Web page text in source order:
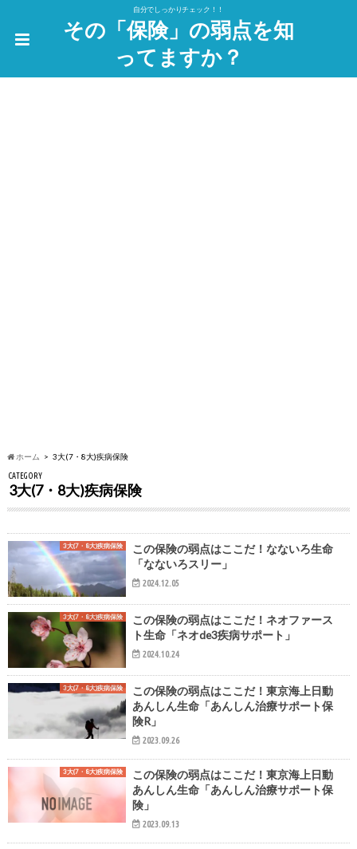
自分でしっかりチェック！！
その「保険」の弱点を知
ってますか？
ホーム 3大(7・8大)疾病保険
CATEGORY
3大(7・8大)疾病保険
3大(7・8大)疾病保険
この保険の弱点はここだ！なないろ生命
「なないろスリー」
2024.12.05
3大(7・8大)疾病保険
この保険の弱点はここだ！ネオファース
ト生命「ネオde3疾病サポート」
2024.10.24
3大(7・8大)疾病保険
この保険の弱点はここだ！東京海上日動
あんしん生命「あんしん治療サポート保
険R」
2023.09.26
3大(7・8大)疾病保険
この保険の弱点はここだ！東京海上日動
あんしん生命「あんしん治療サポート保
険」
2023.09.13